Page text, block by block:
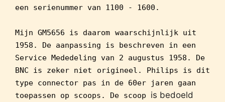
een serienummer van 1100 - 1600.
Mijn GM5656 is daarom waarschijnlijk uit
1958. De aanpassing is beschreven in een
Service Mededeling van 2 augustus 1958. De
BNC is zeker niet
origineel. Philips is dit
type connector pas in de 60er jaren gaan
toepassen op scoops. De scoop is bedoeld